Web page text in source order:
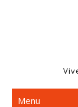
Menu